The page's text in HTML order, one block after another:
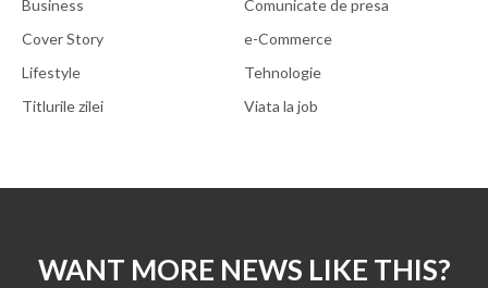
Business
Comunicate de presa
Cover Story
e-Commerce
Lifestyle
Tehnologie
Titlurile zilei
Viata la job
WANT MORE NEWS LIKE THIS?